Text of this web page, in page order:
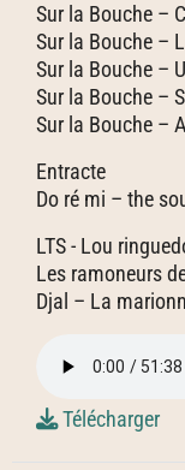
Sur la Bouche –
Sur la Bouche –
Sur la Bouche –
Sur la Bouche –
Sur la Bouche –
Entracte
Do ré mi – the
LTS - Lou
Les ramoneurs
Djal – La
Télécharger